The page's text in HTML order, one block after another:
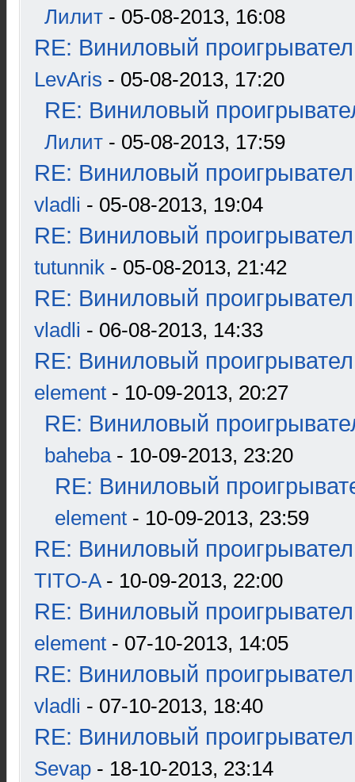
Лилит - 05-08-2013, 16:08
RE: Виниловый
LevAris - 05-08-2013, 17:20
RE: Виниловый
Лилит - 05-08-2013, 17:59
RE: Виниловый
vladli - 05-08-2013, 19:04
RE: Виниловый
tutunnik - 05-08-2013, 21:42
RE: Виниловый
vladli - 06-08-2013, 14:33
RE: Виниловый
element - 10-09-2013, 20:27
RE: Виниловый
baheba- 10-09-2013, 23:20
RE: Виниловый
element - 10-09-2013, 23:59
RE: Виниловый
TITO-A- 10-09-2013, 22:00
RE: Виниловый
element - 07-10-2013, 14:05
RE: Виниловый
vladli - 07-10-2013, 18:40
RE: Виниловый
Sevap - 18-10-2013, 23:14